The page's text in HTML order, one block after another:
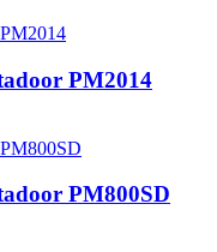
PM2014
PM800SD